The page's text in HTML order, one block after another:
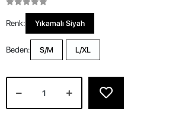
Renk: Yıkamalı Siyah
Beden: S/M L/XL